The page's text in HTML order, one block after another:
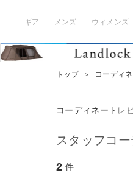
ギア メンズ ウィメンズ
トップ ＞ コーディ
コーディネート レ
スタッフコ
2 件